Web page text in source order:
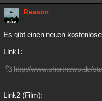
Reason
Es gibt einen neuen
Link1:
http://www.shortnews.de/
Link2 (Film):